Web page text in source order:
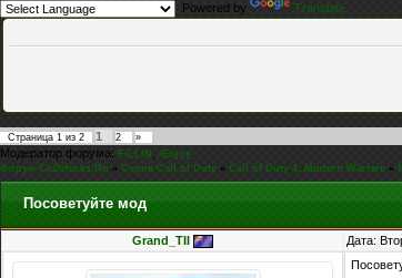
Powered by
Translate
Страница 1 из 2 1 2 »
Модератор форума: FiLLiN,iEnjoy
Форум CoDHacks.Ru » Серия Call of Duty » Call of Duty 4: Modern Warfare »
Посоветуйте мод
Grand_TII Дата: